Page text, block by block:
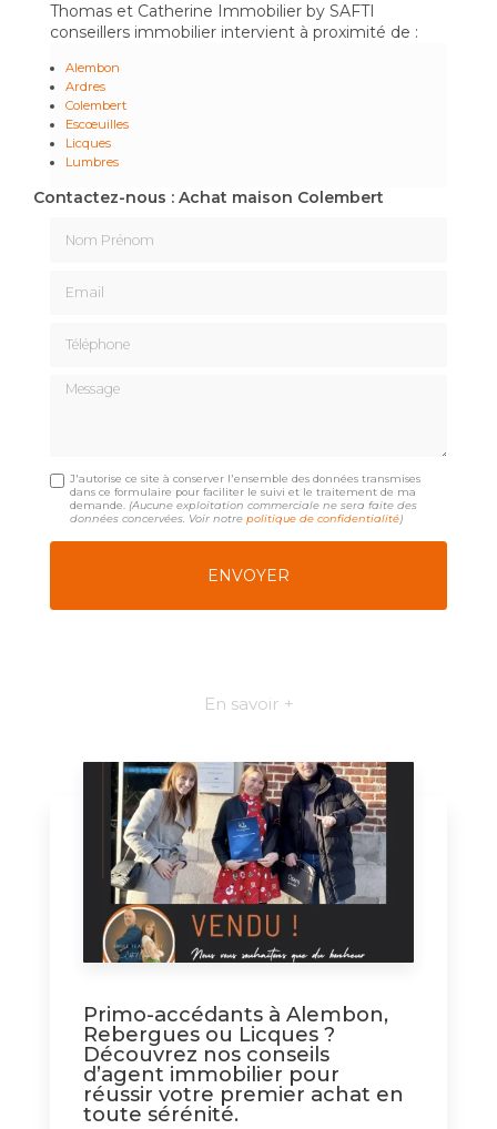
Thomas et Catherine Immobilier by SAFTI
conseillers immobilier intervient à proximité de :
Alembon
Ardres
Colembert
Escœuilles
Licques
Lumbres
Contactez-nous : Achat maison Colembert
Message
J'autorise ce site à conserver l'ensemble des données transmises
dans ce formulaire pour faciliter le suivi et le traitement de ma
demande. (Aucune exploitation commerciale ne sera faite des
données concervées. Voir notrepolitique de confidentialité)
En savoir +
Primo-accédants à Alembon,
Rebergues ou Licques ?
Découvrez nos conseils
d’agent immobilier pour
réussir votre premier achat en
toute sérénité.